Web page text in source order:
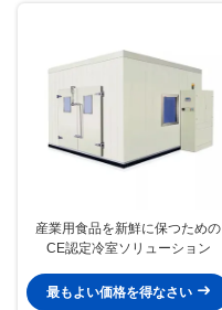
産業用食品を新鮮に保つための
CE認定冷室ソリューション
最もよい価格を得なさい